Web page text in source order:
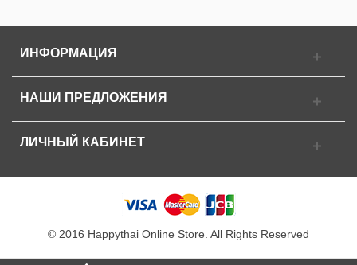
ИНФОРМАЦИЯ
НАШИ ПРЕДЛОЖЕНИЯ
ЛИЧНЫЙ КАБИНЕТ
© 2016 Happythai Online Store. All Rights Reserved